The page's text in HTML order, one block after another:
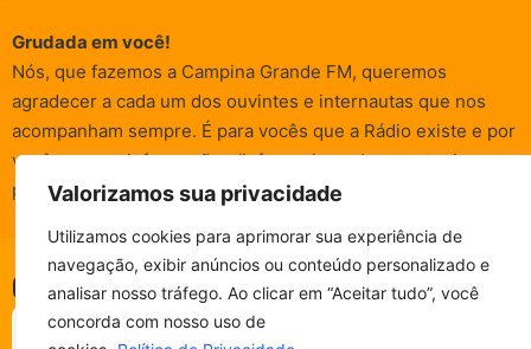
Valorizamos sua privacidade
Utilizamos cookies para aprimorar sua experiência de
navegação, exibir anúncios ou conteúdo personalizado e
analisar nosso tráfego. Ao clicar em “Aceitar tudo”, você
concorda com nosso uso de
CAMPINA FM - AO VIVO
ESCUTE SEM PARAR!
Grudada em você!
Nós, que fazemos a Campina Grande FM, queremos
agradecer a cada um dos ouvintes e internautas que nos
acompanham sempre. É para vocês que a Rádio existe e por
vocês que as informações (informativas, de entretenimento,
promocionais e de conscientização) são realizadas.
© Campina FM 1978 – 2026.Termos de Uso|Política de
Privacidade
Desenvolvido pelarox Publicidade